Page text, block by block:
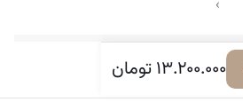
›
۱۳.۲۰۰.۰۰۰تومان دیدگاه‌ها